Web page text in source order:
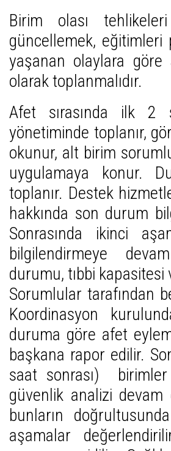
Birim olası
güncellemek,
yaşanan olaylara göre
olarak toplanmalıdır.
Afet sırasında ilk 2
yönetiminde toplanır,
okunur, alt birim
uygulamaya konur.
toplanır. Destek
hakkında son durum
Sonrasında ikinci
bilgilendirmeye
durumu, tıbbi kapasitesi
Sorumlular tarafından
Koordinasyon
duruma göre afet
başkana rapor edilir.
saat sonrası) birimler
güvenlik analizi
bunların
aşamalar